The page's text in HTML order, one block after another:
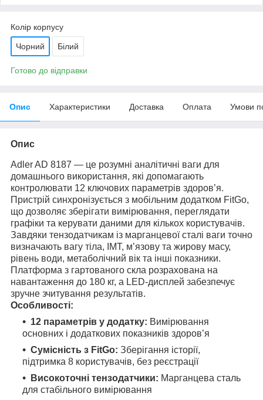
Колір корпусу
Чорний Білий
Готово до відправки
Опис Характеристики Доставка Оплата Умови
Опис
Adler AD 8187 — це розумні аналітичні ваги для
домашнього використання, які допомагають
контролювати 12 ключових параметрів здоров’я.
Пристрій синхронізується з мобільним додатком FitGo,
що дозволяє зберігати вимірювання, переглядати
графіки та керувати даними для кількох користувачів.
Завдяки тензодатчикам із марганцевої сталі ваги точно
визначають вагу тіла, ІМТ, м’язову та жирову масу,
рівень води, метаболічний вік та інші показники.
Платформа з гартованого скла розрахована на
навантаження до 180 кг, а LED-дисплей забезпечує
зручне зчитування результатів.
Особливості:
12 параметрів у додатку: Вимірювання
основних і додаткових показників здоров’я
Сумісність з FitGo: Зберігання історії,
підтримка 8 користувачів, без реєстрації
Високоточні тензодатчики: Марганцева сталь
для стабільного вимірювання